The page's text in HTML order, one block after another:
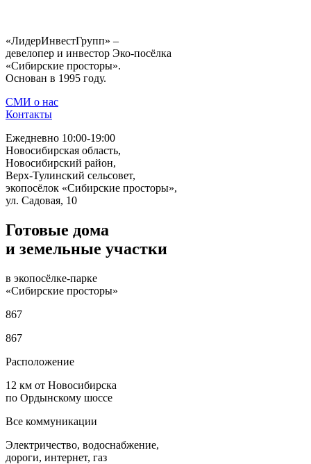
«ЛидерИнвестГрупп» –
девелопер и инвестор Эко-посёлка
«Сибирские просторы».
Основан в 1995 году.
СМИ о нас
Контакты
Ежедневно 10:00-19:00
Новосибирская область,
Новосибирский район,
Верх-Тулинский сельсовет,
экопосёлок «Сибирские просторы»,
ул. Садовая, 10
Готовые дома
и земельные участки
в экопосёлке-парке
«Сибирские просторы»
867
867
Расположение
12 км от Новосибирска
по Ордынскому шоссе
Все коммуникации
Электричество, водоснабжение,
дороги, интернет, газ